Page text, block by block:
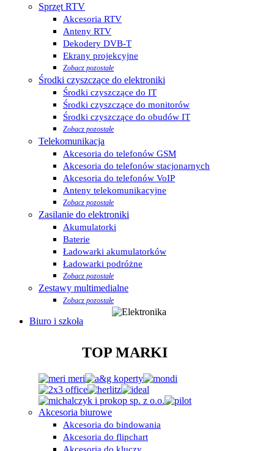
Sprzęt RTV
Akcesoria RTV
Anteny RTV
Dekodery DVB-T
Ekrany projekcyjne
Zobacz pozostałe
Środki czyszczące do elektroniki
Środki czyszczące do IT
Środki czyszczące do monitorów
Środki czyszczące do obudów IT
Zobacz pozostałe
Telekomunikacja
Akcesoria do telefonów GSM
Akcesoria do telefonów stacjonarnych
Akcesoria do telefonów VoIP
Anteny telekomunikacyjne
Zobacz pozostałe
Zasilanie do elektroniki
Akumulatorki
Baterie
Ładowarki akumulatorków
Ładowarki podróżne
Zobacz pozostałe
Zestawy multimedialne
Zobacz pozostałe
Biuro i szkoła
TOP MARKI
Akcesoria biurowe
Akcesoria do bindowania
Akcesoria do flipchart